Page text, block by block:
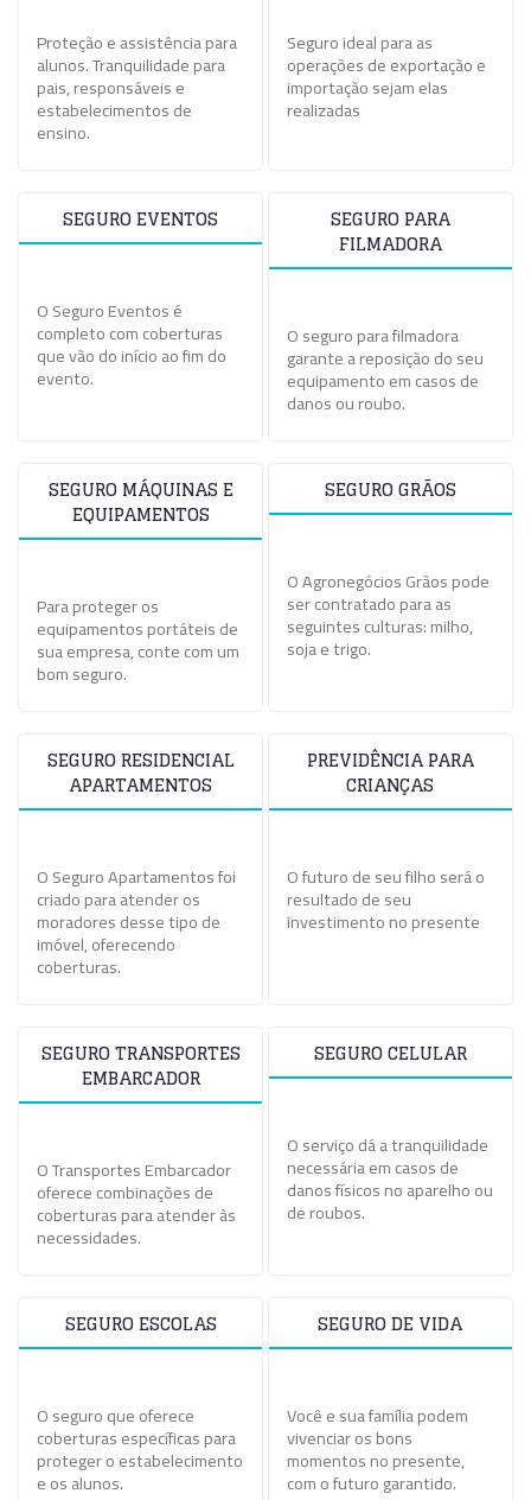
Proteção e assistência para
alunos. Tranquilidade para
pais, responsáveis e
estabelecimentos de
ensino.
Seguro ideal para as
operações de exportação e
importação sejam elas
realizadas
SEGURO EVENTOS
O Seguro Eventos é
completo com coberturas
que vão do início ao fim do
evento.
SEGURO PARA
FILMADORA
O seguro para filmadora
garante a reposição do seu
equipamento em casos de
danos ou roubo.
SEGURO MÁQUINAS E
EQUIPAMENTOS
Para proteger os
equipamentos portáteis de
sua empresa, conte com um
bom seguro.
SEGURO GRÃOS
O Agronegócios Grãos pode
ser contratado para as
seguintes culturas: milho,
soja e trigo.
SEGURO RESIDENCIAL
APARTAMENTOS
O Seguro Apartamentos foi
criado para atender os
moradores desse tipo de
imóvel, oferecendo
coberturas.
PREVIDÊNCIA PARA
CRIANÇAS
O futuro de seu filho será o
resultado de seu
investimento no presente
SEGURO TRANSPORTES
EMBARCADOR
O Transportes Embarcador
oferece combinações de
coberturas para atender às
necessidades.
SEGURO CELULAR
O serviço dá a tranquilidade
necessária em casos de
danos físicos no aparelho ou
de roubos.
SEGURO ESCOLAS
O seguro que oferece
coberturas específicas para
proteger o estabelecimento
e os alunos.
SEGURO DE VIDA
Você e sua família podem
vivenciar os bons
momentos no presente,
com o futuro garantido.